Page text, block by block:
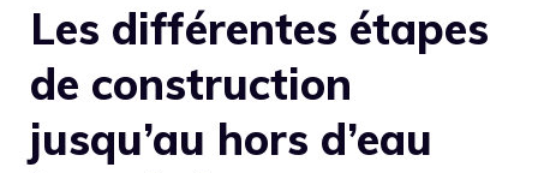
Les différentes étapes
de construction
jusqu’au hors d’eau